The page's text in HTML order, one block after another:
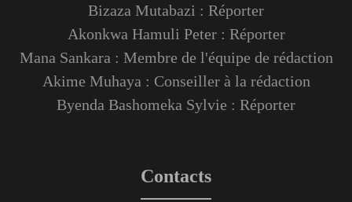
Bizaza Mutabazi : Réporter
Akonkwa Hamuli Peter : Réporter
Mana Sankara : Membre de l'équipe de rédaction
Akime Muhaya : Conseiller à la rédaction
Byenda Bashomeka Sylvie : Réporter
Contacts